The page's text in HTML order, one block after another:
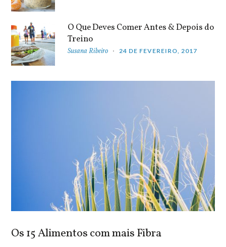
O Que Deves Comer Antes & Depois do
Treino
Susana Ribeiro 24 DE FEVEREIRO, 2017
Os 15 Alimentos com mais Fibra